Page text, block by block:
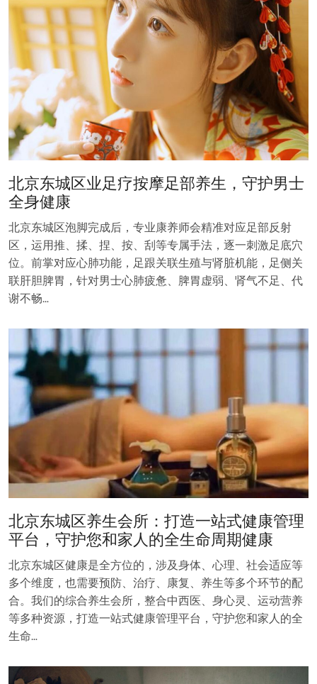
北京东城区业足疗按摩足部养生，守护男士
全身健康
北京东城区泡脚完成后，专业康养师会精准对应足部反射
区，运用推、揉、捏、按、刮等专属手法，逐一刺激足底穴
位。前掌对应心肺功能，足跟关联生殖与肾脏机能，足侧关
联肝胆脾胃，针对男士心肺疲惫、脾胃虚弱、肾气不足、代
谢不畅…
北京东城区养生会所：打造一站式健康管理
平台，守护您和家人的全生命周期健康
北京东城区健康是全方位的，涉及身体、心理、社会适应等
多个维度，也需要预防、治疗、康复、养生等多个环节的配
合。我们的综合养生会所，整合中西医、身心灵、运动营养
等多种资源，打造一站式健康管理平台，守护您和家人的全
生命…